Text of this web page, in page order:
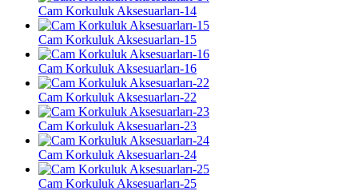
Cam Korkuluk Aksesuarları-14
Cam Korkuluk Aksesuarları-15
Cam Korkuluk Aksesuarları-16
Cam Korkuluk Aksesuarları-22
Cam Korkuluk Aksesuarları-23
Cam Korkuluk Aksesuarları-24
Cam Korkuluk Aksesuarları-25